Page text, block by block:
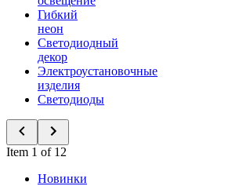
Гибкий
неон
Светодиодный
декор
Электроустановочные
изделия
Светодиоды
Item 1 of 12
Новинки